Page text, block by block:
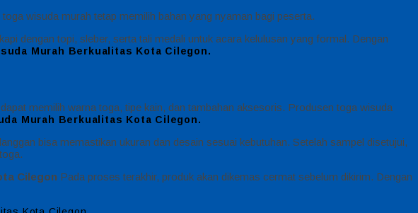
wisuda murah tetap memilih bahan yang nyaman bagi peserta.
dengan topi, sleber, serta tali medali untuk acara kelulusan yang formal. Dengan
Murah Berkualitas Kota Cilegon.
memilih warna toga, tipe kain, dan tambahan aksesoris. Produsen toga wisuda
Murah Berkualitas Kota Cilegon.
bisa memastikan ukuran dan desain sesuai kebutuhan. Setelah sampel disetujui,
Cilegon Pada proses terakhir, produk akan dikemas cermat sebelum dikirim. Dengan